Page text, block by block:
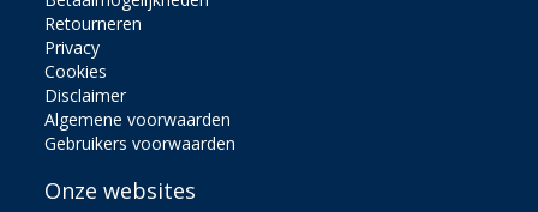
Retourneren
Privacy
Cookies
Disclaimer
Algemene voorwaarden
Gebruikers voorwaarden
Onze websites